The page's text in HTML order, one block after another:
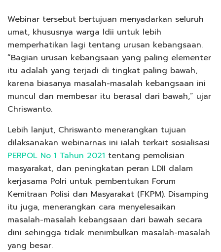
Webinar tersebut bertujuan menyadarkan seluruh
umat, khususnya warga ldii untuk lebih
memperhatikan lagi tentang urusan kebangsaan.
“Bagian urusan kebangsaan yang paling elementer
itu adalah yang terjadi di tingkat paling bawah,
karena biasanya masalah-masalah kebangsaan ini
muncul dan membesar itu berasal dari bawah,” ujar
Chriswanto.
Lebih lanjut, Chriswanto menerangkan tujuan
dilaksanakan webinarnas ini ialah terkait sosialisasi
PERPOL No 1 Tahun 2021 tentang pemolisian
masyarakat, dan peningkatan peran LDII dalam
kerjasama Polri untuk pembentukan Forum
Kemitraan Polisi dan Masyarakat (FKPM). Disamping
itu juga, menerangkan cara menyelesaikan
masalah-masalah kebangsaan dari bawah secara
dini sehingga tidak menimbulkan masalah-masalah
yang besar.